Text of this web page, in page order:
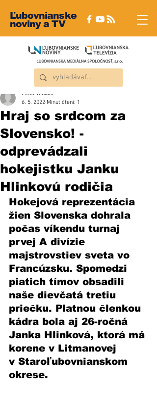
Ľubovnianske
noviny a TV
Hraj so srdcom za
Slovensko! -
odprevádzali
hokejistku Janku
Hlinkovú rodičia
Peter Rindoš
6. 5. 2022 Minut čtení: 1
Hokejová reprezentácia
žien Slovenska dohrala
počas víkendu turnaj
prvej A divízie
majstrovstiev sveta vo
Francúzsku. Spomedzi
piatich tímov obsadili
naše dievčatá tretiu
priečku. Platnou členkou
kádra bola aj 26-ročná
Janka Hlinková, ktorá má
korene v Litmanovej
v Staroľubovnianskom
okrese.